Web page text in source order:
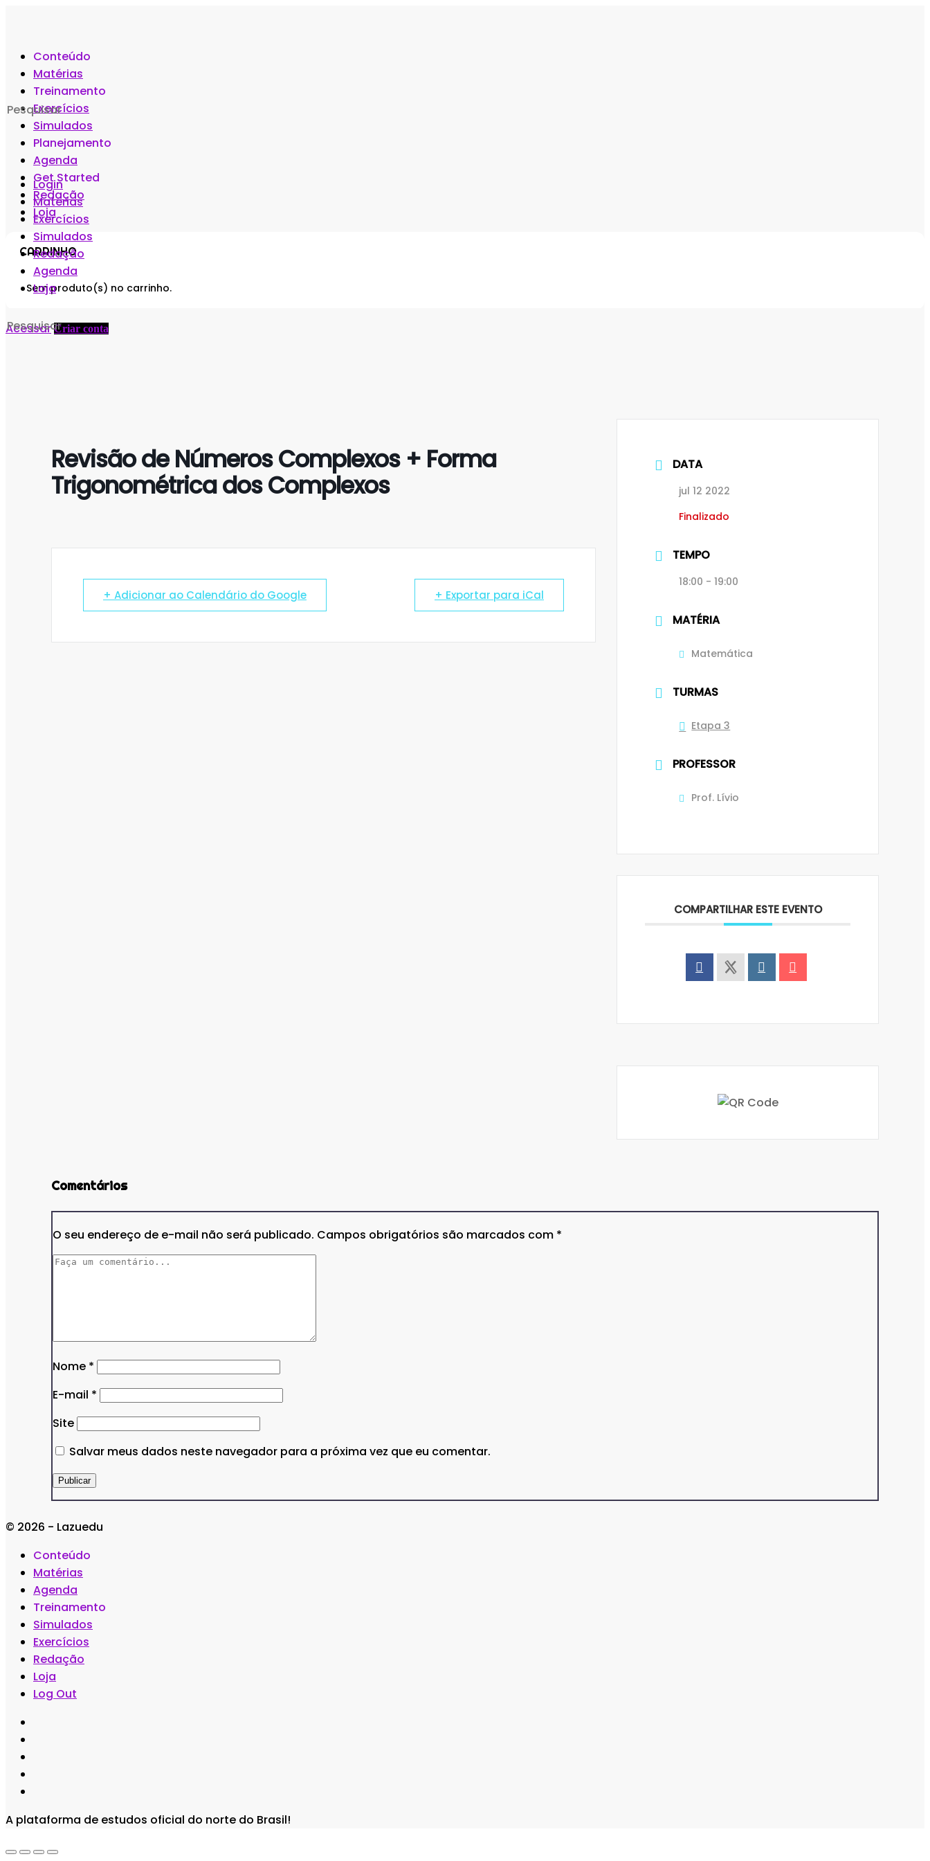
Conteúdo
Matérias
Treinamento
Exercícios
Simulados
Planejamento
Agenda
Get Started
Redação
Loja
CARRINHO
Sem produto(s) no carrinho.
Acessar Criar conta
Search
for:
Login
Matérias
Exercícios
Simulados
Redação
Agenda
Loja
for:
Revisão de Números Complexos + Forma
Trigonométrica dos Complexos
+ Adicionar ao Calendário do Google + Exportar para iCal
DATA
jul 12 2022
Finalizado
TEMPO
18:00 - 19:00
MATÉRIA
Matemática
TURMAS
Etapa 3
PROFESSOR
Prof. Lívio
COMPARTILHAR ESTE EVENTO
Comentários
O seu endereço de e-mail não será publicado. Campos obrigatórios são marcados com *
Nome *
E-mail *
Site
Salvar meus dados neste navegador para a próxima vez que eu comentar.
© 2026 - Lazuedu
Conteúdo
Matérias
Agenda
Treinamento
Simulados
Exercícios
Redação
Loja
Log Out
A plataforma de estudos oficial do norte do Brasil!